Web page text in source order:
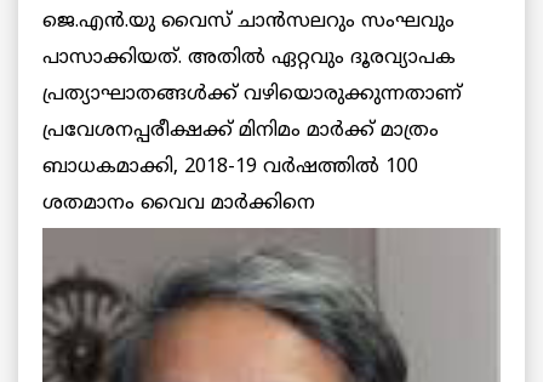
ജെ.എന്‍.യു വൈസ് ചാന്‍സലറും സംഘവും
പാസാക്കിയത്. അതില്‍ ഏറ്റവും ദൂരവ്യാപക
പ്രത്യാഘാതങ്ങള്‍ക്ക് വഴിയൊരുക്കുന്നതാണ്
പ്രവേശനപ്പരീക്ഷക്ക് മിനിമം മാര്‍ക്ക് മാത്രം
ബാധകമാക്കി, 2018-19 വര്‍ഷത്തില്‍ 100
ശതമാനം വൈവ മാര്‍ക്കിനെ